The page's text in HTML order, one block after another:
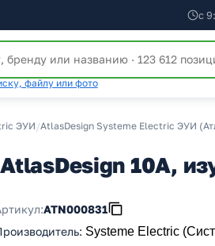
с
файлу или фото
ЭУИ /AtlasDesign Systeme Electric ЭУИ
10A,
ATN000831
: Systeme Electric